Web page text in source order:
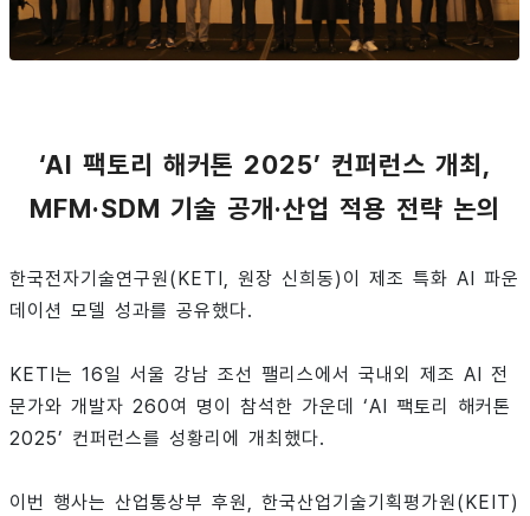
‘AI 팩토리 해커톤 2025’ 컨퍼런스 개최,
MFM·SDM 기술 공개·산업 적용 전략 논의
한국전자기술연구원(KETI, 원장 신희동)이 제조 특화 AI 파운
데이션 모델 성과를 공유했다.
KETI는 16일 서울 강남 조선 팰리스에서 국내외 제조 AI 전
문가와 개발자 260여 명이 참석한 가운데 ‘AI 팩토리 해커톤
2025’ 컨퍼런스를 성황리에 개최했다.
이번 행사는 산업통상부 후원, 한국산업기술기획평가원(KEIT)